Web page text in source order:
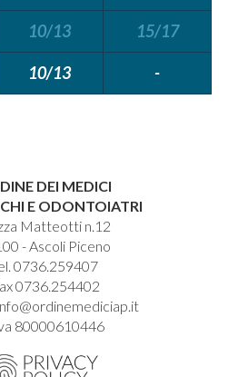
10/13 15/17
10/13 -
DEI MEDICI
E ODONTOIATRI
Matteotti n.12
- Ascoli Piceno
0736.259407
0736.254402
80000610446